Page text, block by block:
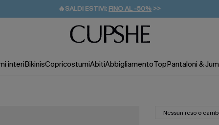
🔥SALDI ESTIVI: FINO AL -50% >>
🚚SPEDIZIONE GRATUITA DA 49€
💌REGALO PER I NUOVI: 20% DI SCONTO*
interiBikinisCopricostumiAbitiAbbigliamentoTopPantaloni &
Nessun reso o